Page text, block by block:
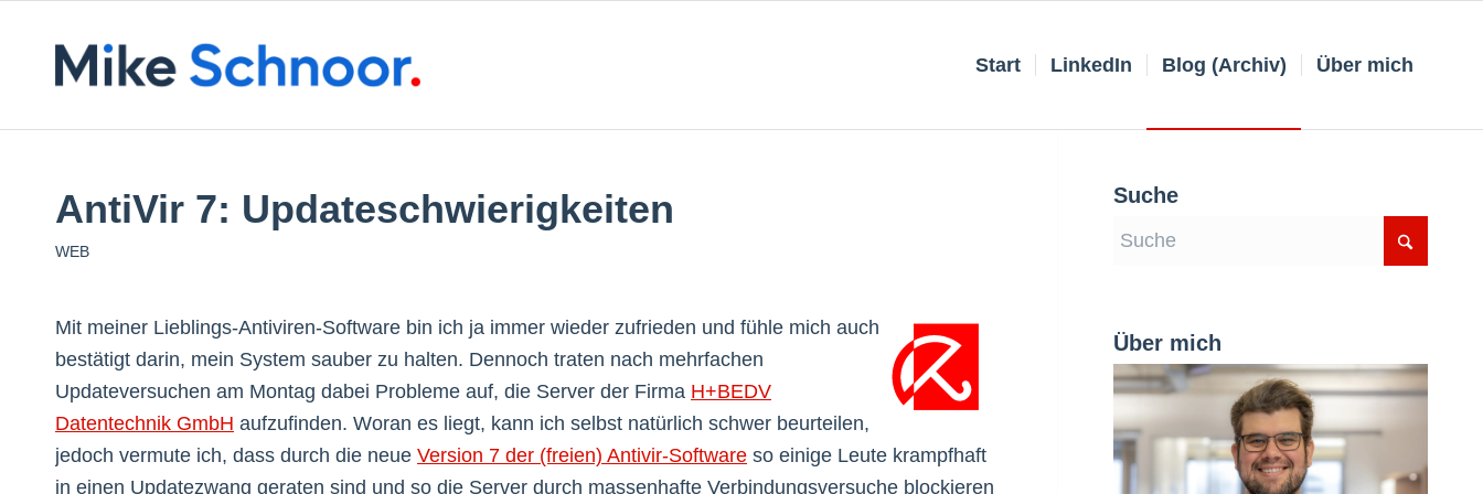
Start LinkedIn Blog (Archiv) Über mich
AntiVir 7: Updateschwierigkeiten
WEB
Mit meiner Lieblings-Antiviren-Software bin ich ja immer wieder zufrieden und fühle mich auch
bestätigt darin, mein System sauber zu halten. Dennoch traten nach mehrfachen
Updateversuchen am Montag dabei Probleme auf, die Server der Firma H+BEDV
Datentechnik GmbH aufzufinden. Woran es liegt, kann ich selbst natürlich schwer beurteilen,
jedoch vermute ich, dass durch die neue Version 7 der (freien) Antivir-Software so einige Leute krampfhaft
in einen Updatezwang geraten sind und so die Server durch massenhafte Verbindungsversuche blockieren
Suche
Über mich